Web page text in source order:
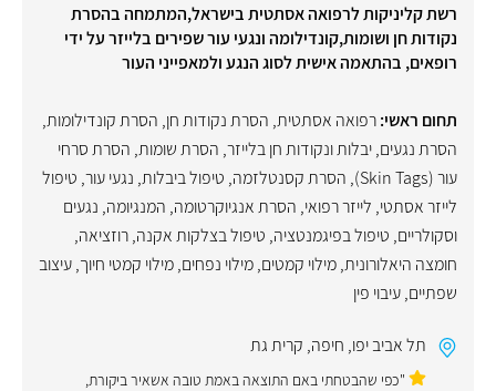
רשת קליניקות לרפואה אסתטית בישראל,המתמחה בהסרת
נקודות חן ושומות,קונדילומה ונגעי עור שפירים בלייזר על ידי
רופאים, בהתאמה אישית לסוג הנגע ולמאפייני העור
תחום ראשי:רפואה אסתטית, הסרת נקודות חן, הסרת קונדילומות,
הסרת נגעים, יבלות ונקודות חן בלייזר, הסרת שומות, הסרת סרחי
עור (Skin Tags)
, הסרת קסנטלזמה, טיפול ביבלות, נגעי עור, טיפול
לייזר אסתטי, לייזר רפואי, הסרת אנגיוקרטומה, המנגיומה, נגעים
וסקולריים, טיפול בפיגמנטציה, טיפול בצלקות אקנה,רוזציאה,
חומצה היאלורונית,מילוי קמטים,מילוי נפחים,מילוי קמטי חיוך,עיצוב
שפתיים,עיבוי פין
תל אביב יפו, חיפה, קרית גת
"כפי שהבטחתי באם התוצאה באמת טובה אשאיר ביקורת,